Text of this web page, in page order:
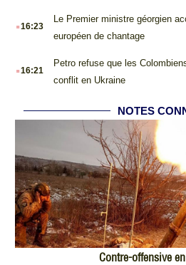
.16:23
Le Premier ministre géorgien
européen de chantage
.16:21
Petro refuse que les
conflit en Ukraine
NOTES
Contre-offensive